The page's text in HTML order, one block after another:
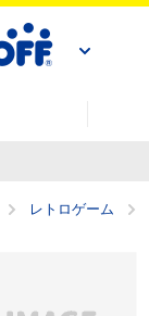
レトロゲーム